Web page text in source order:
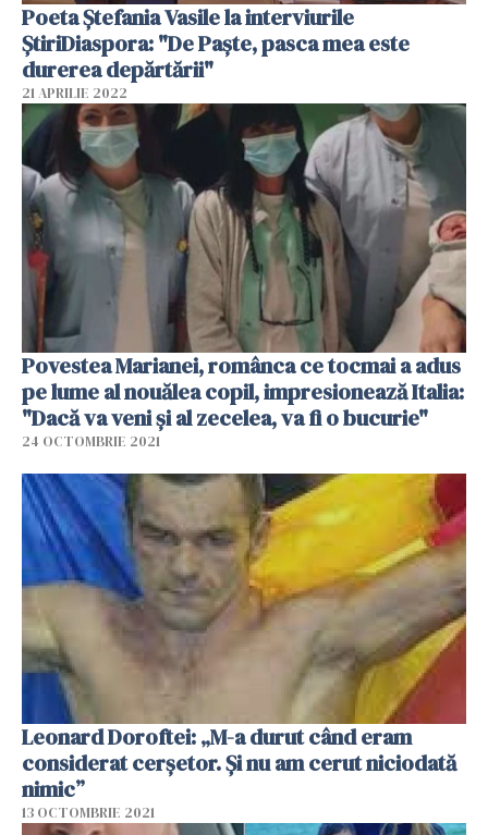
Poeta Ștefania Vasile la interviurile
ȘtiriDiaspora: "De Paște, pasca mea este
durerea depărtării"
21 APRILIE 2022
Povestea Marianei, românca ce tocmai a adus
pe lume al nouălea copil, impresionează Italia:
"Dacă va veni și al zecelea, va fi o bucurie"
24 OCTOMBRIE 2021
Leonard Doroftei: „M-a durut când eram
considerat cerșetor. Și nu am cerut niciodată
nimic”
13 OCTOMBRIE 2021